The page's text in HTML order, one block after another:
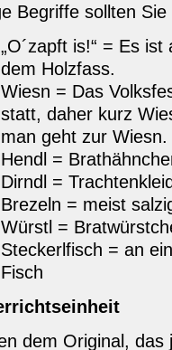
Begriffe sollten
„O´zapft is!“ = Es
dem Holzfass.
Wiesn = Das
statt, daher kurz
man geht zur Wiesn.
Hendl =
Dirndl =
Brezeln = meist
Würstl =
Steckerlfisch = an
Fisch
dem Original, das